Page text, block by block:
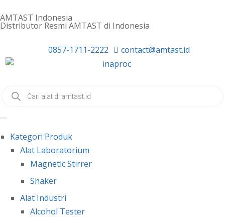
AMTAST Indonesia
Distributor Resmi AMTAST di Indonesia
0857-1711-2222 contact@amtast.id
Kategori Produk
Alat Laboratorium
Magnetic Stirrer
Shaker
Alat Industri
Alcohol Tester